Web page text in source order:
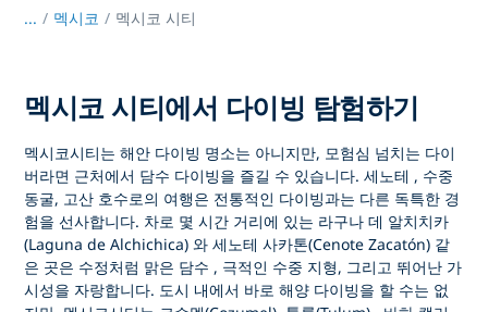
... / 멕시코 멕시코 시티
멕시코 시티에서 다이빙 탐험하기
멕시코시티는 해안 다이빙 명소는 아니지만, 모험심 넘치는 다이
버라면 근처에서 담수 다이빙을 즐길 수 있습니다.세노테 , 수중
동굴, 고산 호수로의 여행은 전통적인 다이빙과는 다른 독특한 경
험을 선사합니다. 차로 몇 시간 거리에 있는 라구나 데 알치치카
(Laguna de Alchichica) 와세노테 사카톤(Cenote Zacatón) 같
은 곳은 수정처럼 맑은 담수 , 극적인 수중 지형, 그리고 뛰어난 가
시성을 자랑합니다. 도시 내에서 바로 해양 다이빙을 할 수는 없